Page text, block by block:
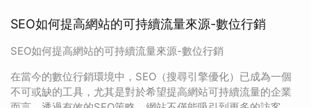
SEO如何提高網站的可持續流量來源-數位行銷
SEO如何提高網站的可持續流量來源-數位行銷
在當今的數位行銷環境中，SEO（搜尋引擎優化）已成為一個
不可或缺的工具，尤其是對於希望提高網站可持續流量的企業